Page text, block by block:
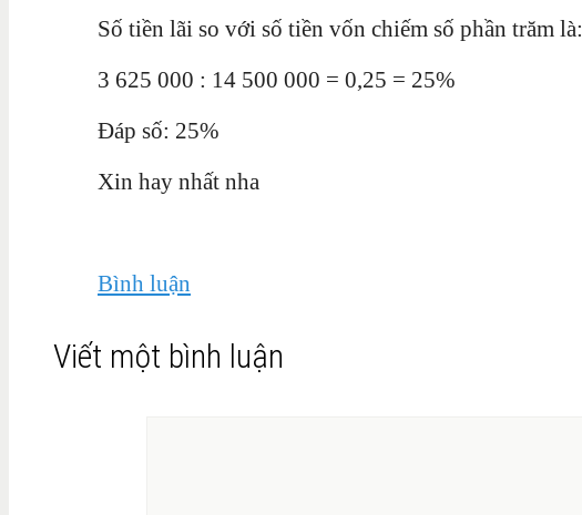
Số tiền lãi so với số tiền vốn chiếm số phần trăm là:
3 625 000 : 14 500 000 = 0,25 = 25%
Đáp số: 25%
Xin hay nhất nha
Bình luận
Viết một bình luận